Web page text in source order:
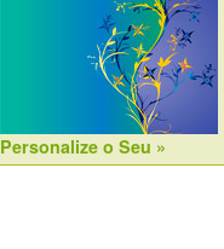
Personalize o Seu »